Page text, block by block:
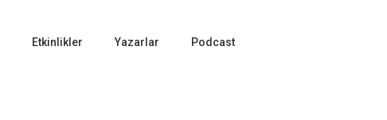
Etkinlikler Yazarlar Podcast